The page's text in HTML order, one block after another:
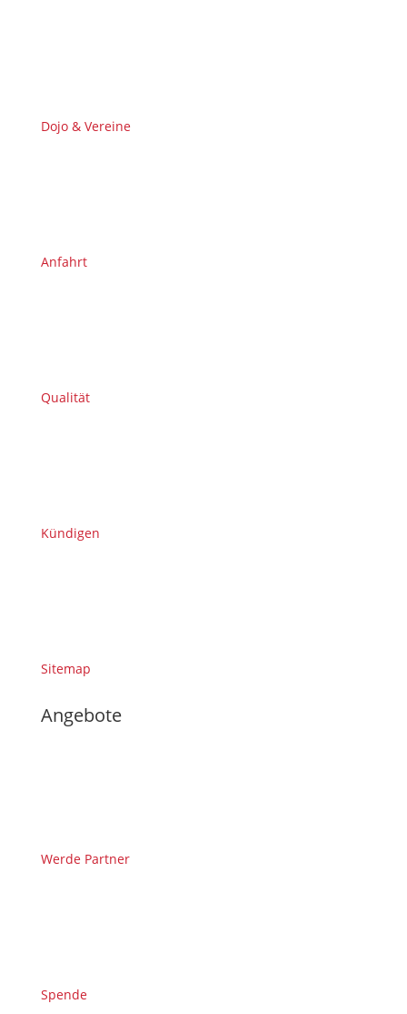
Dojo & Vereine
Anfahrt
Qualität
Kündigen
Sitemap
Angebote
Werde Partner
Spende